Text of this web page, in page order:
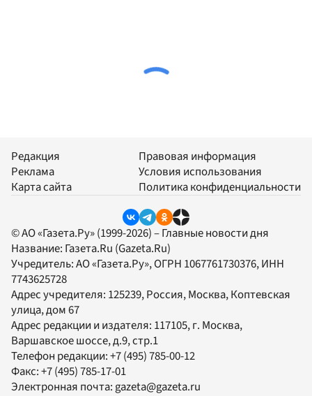
Редакция
Реклама
Карта сайта
Правовая информация
Условия использования
Политика конфиденциальности
© АО «Газета.Ру» (1999-2026) – Главные новости дня
Название: Газета.Ru (Gazeta.Ru)
Учредитель:АО «Газета.Ру», ОГРН 1067761730376, ИНН
7743625728
Адрес учредителя: 125239, Россия, Москва, Коптевская
улица, дом 67
Адрес редакции и издателя: 117105, г. Москва,
Варшавское шоссе, д.9, стр.1
Телефон редакции:+7 (495) 785-00-12
Факс:+7 (495) 785-17-01
Электронная почта:gazeta@gazeta.ru